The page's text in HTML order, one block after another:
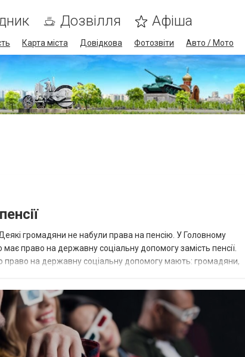
Дозвілля Афіша
Карта міста Довідкова Фотозвіти Авто / Мото
громадяни не набули права на пенсію. У Головному
право на державну соціальну допомогу замість пенсії.
на державну соціальну допомогу мають: громадяни,